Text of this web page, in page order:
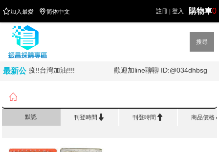
註冊 登入 購物車0
加入最愛 简体中文
搜尋
最新公
全民防疫!!台灣加油!!!! 歡迎加line聊聊 ID:@034dhbsg

默認 刊登時間  刊登時間  商品價格